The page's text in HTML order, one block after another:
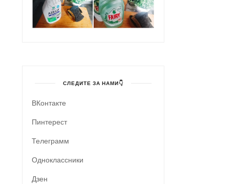
СЛЕДИТЕ ЗА НАМИ👇
ВКонтакте
Пинтерест
Телеграмм
Одноклассники
Дзен